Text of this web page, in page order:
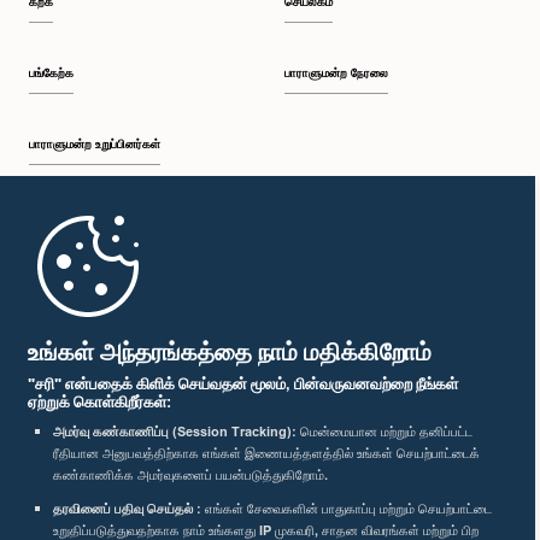
உங்கள் அந்தரங்கத்தை நாம் மதிக்கிறோம்
"சரி" என்பதைக் கிளிக் செய்வதன் மூலம், பின்வருவனவற்றை நீங்கள்
ஏற்றுக் கொள்கிறீர்கள்:
அமர்வு கண்காணிப்பு (Session Tracking): மென்மையான மற்றும் தனிப்பட்ட
ரீதியான அனுபவத்திற்காக எங்கள் இணையத்தளத்தில் உங்கள் செயற்பாட்டைக்
கண்காணிக்க அமர்வுகளைப் பயன்படுத்துகிறோம்.
தரவினைப் பதிவு செய்தல் : எங்கள் சேவைகளின் பாதுகாப்பு மற்றும் செயற்பாட்டை
உறுதிப்படுத்துவதற்காக நாம் உங்களது IP முகவரி, சாதன விவரங்கள் மற்றும் பிற
பங்கேற்க
பாராளுமன்ற உறுப்பினர்கள்
முதற்பக்கம்
பாராளுமன்ற நேரலை
பாராளுமன்ற கையடக்க செயலி
எம்மை பின்தொடர்க :
விருதுகள்